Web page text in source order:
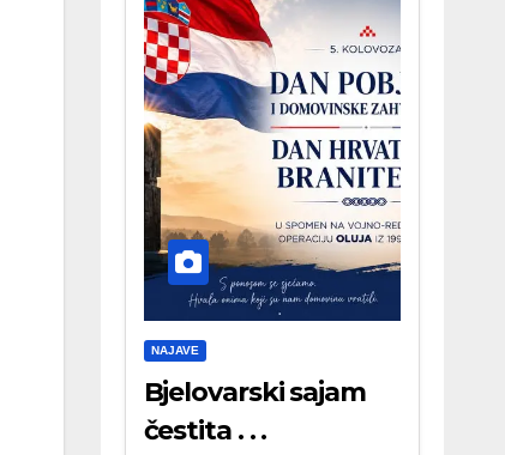
NAJAVE
Bjelovarski sajam
čestita . . .